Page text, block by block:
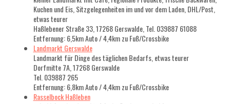
kleiner Landmarkt mit Café, regionale Produkte, frische Backwaren,
Kuchen und Eis, Sitzgelegenheiten im und vor dem Laden, DHL/Post,
etwas teurer
Haßlebener Straße 33, 17268 Gerswalde, Tel. 039887 61088
Entfernung: 6,5km Auto / 4,4km zu Fuß/Crossbike
Landmarkt Gerswalde
Landmarkt für Dinge des täglichen Bedarfs, etwas teurer
Dorfmitte 7A, 17268 Gerswalde
Tel. 039887 265
Entfernung: 6,8km Auto / 4,4km zu Fuß/Crossbike
Rasselbock Haßleben